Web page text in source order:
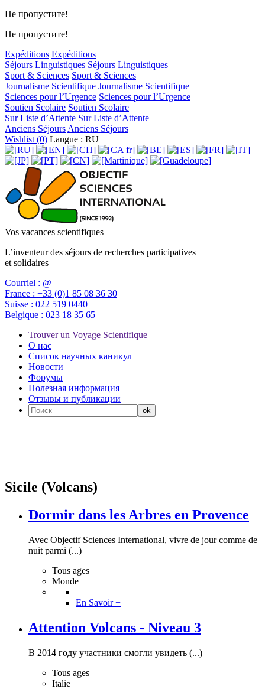
Не пропустите!
Не пропустите!
Expéditions Expéditions
Séjours Linguistiques Séjours Linguistiques
Sport & Sciences Sport & Sciences
Journalisme Scientifique Journalisme Scientifique
Sciences pour l’Urgence Sciences pour l’Urgence
Soutien Scolaire Soutien Scolaire
Sur Liste d’Attente Sur Liste d’Attente
Anciens SéjoursAnciens Séjours
Wishlist (0) Langue : RU
Vos vacances scientifiques
L’inventeur des séjours de recherches participatives
et solidaires
Courriel : @
France : +33 (0)1 85 08 36 30
Suisse : 022 519 0440
Belgique : 023 18 35 65
Trouver un Voyage Scientifique
О нас
Список научных каникул
Новости
Форумы
Полезная информация
Отзывы и публикации
Sicile (Volcans)
Dormir dans les Arbres en Provence
Avec Objectif Sciences International, vivre de jour comme de
nuit parmi (...)
Tous ages
Monde
En Savoir +
Attention Volcans - Niveau 3
В 2014 году участники смогли увидеть (...)
Tous ages
Italie